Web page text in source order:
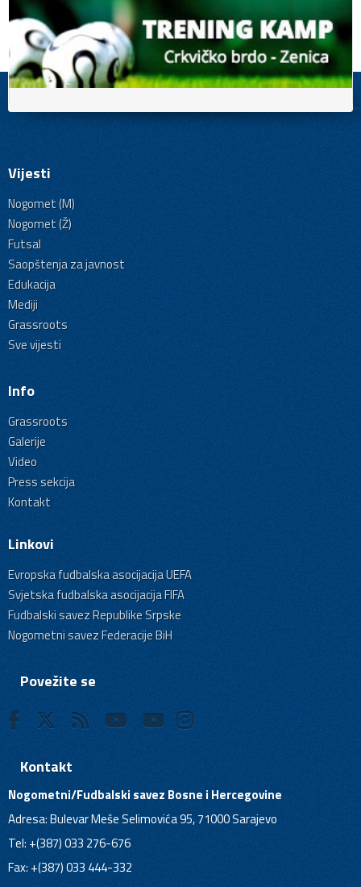
Vijesti
Nogomet (M)
Nogomet (Ž)
Futsal
Saopštenja za javnost
Edukacija
Mediji
Grassroots
Sve vijesti
Info
Grassroots
Galerije
Video
Press sekcija
Kontakt
Linkovi
Evropska fudbalska asocijacija UEFA
Svjetska fudbalska asocijacija FIFA
Fudbalski savez Republike Srpske
Nogometni savez Federacije BiH
Povežite se
Kontakt
Nogometni/Fudbalski savez Bosne i Hercegovine
Adresa: Bulevar Meše Selimovića 95, 71000 Sarajevo
Tel: +(387) 033 276-676
Fax: +(387) 033 444-332